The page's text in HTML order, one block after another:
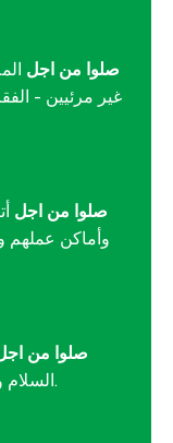
صلوا من اجل
غير مرئيين -
صلوا من اجل
وأماكن عملهم
صلوا من
السلام والحرية الموجودة فقط في يسوع.